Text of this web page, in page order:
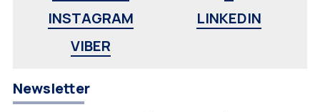
INSTAGRAM
LINKEDIN
VIBER
Newsletter